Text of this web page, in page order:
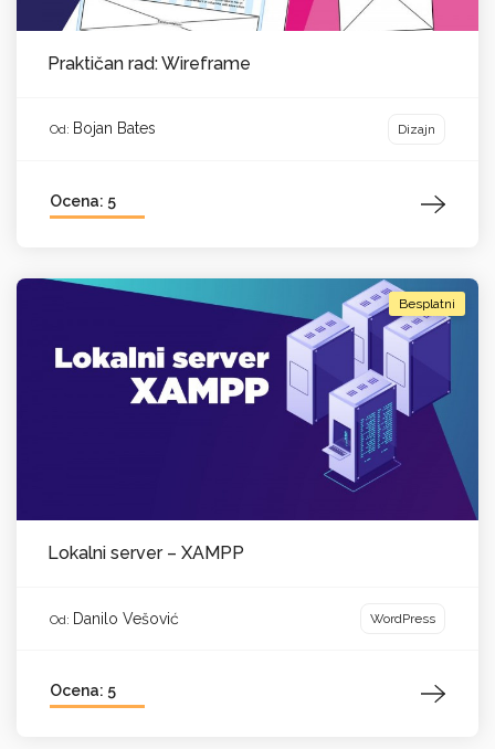
Praktičan rad: Wireframe
Od: Bojan Bates Dizajn
Ocena: 5
Besplatni
Lokalni server – XAMPP
Od: Danilo Vešović WordPress
Ocena: 5